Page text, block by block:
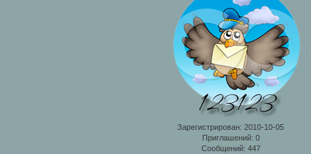
Зарегистрирован: 2010-10-05
Приглашений: 0
Сообщений: 447